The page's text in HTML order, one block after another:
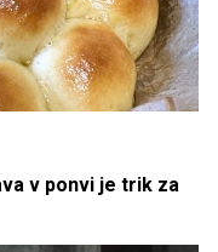
v ponvi je trik za